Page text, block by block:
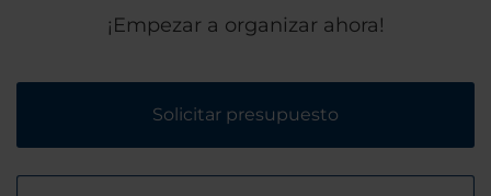
¡Empezar a organizar ahora!
Solicitar presupuesto